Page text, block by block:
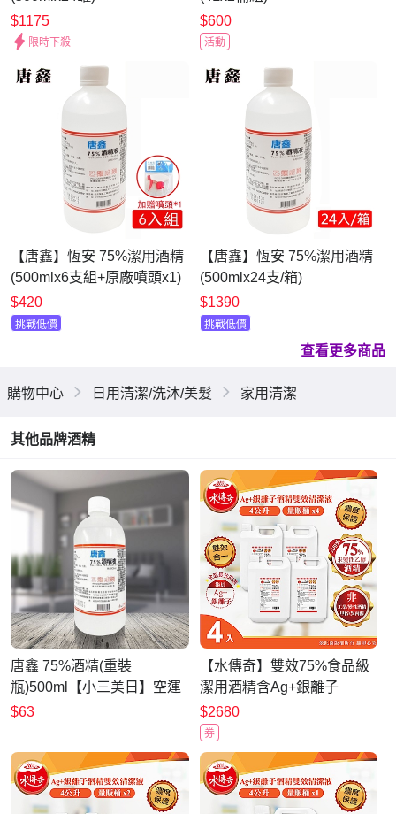
$1175
限時下殺
$600
活動
【唐鑫】恆安 75%潔用酒精
(500mlx6支組+原廠噴頭x1)
$420
挑戰低價
【唐鑫】恆安 75%潔用酒精
(500mlx24支/箱)
$1390
挑戰低價
查看更多商品
購物中心 日用清潔/洗沐/美髮 家用清潔
其他品牌酒精
唐鑫 75%酒精(重裝
瓶)500ml【小三美日】空運
禁送 DS015336 清潔 消毒
$63
【水傳奇】雙效75%食品級
潔用酒精含Ag+銀離子
4000mlx4(4公升4入組)
$2680
券